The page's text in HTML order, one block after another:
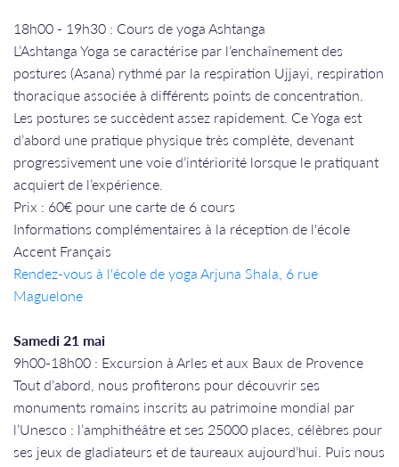
​​​​​​​18h00 - 19h30 : Cours de yoga Ashtanga
L’Ashtanga Yoga se caractérise par l’enchaînement des
postures (Asana) rythmé par la respiration Ujjayi, respiration
thoracique associée à différents points de concentration.
Les postures se succèdent assez rapidement. Ce Yoga est
d’abord une pratique physique très complète, devenant
progressivement une voie d’intériorité lorsque le pratiquant
acquiert de l’expérience.
Prix : 60€ pour une carte de 6 cours
Informations complémentaires à la réception de l'école
Accent Français
Rendez-vous à l'école de yoga Arjuna Shala, 6 rue
Maguelone
Samedi 21 mai
9h00-18h00 : Excursion à Arles et aux Baux de Provence
Tout d’abord, nous profiterons pour découvrir ses
monuments romains inscrits au patrimoine mondial par
l’Unesco : l’amphithéâtre et ses 25000 places, célèbres pour
ses jeux de gladiateurs et de taureaux aujourd’hui. Puis nous